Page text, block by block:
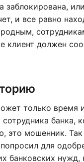
заблокирована,
и все равно
клиент должен
только время
банка,
это мошенник.
для
банковских нужд,